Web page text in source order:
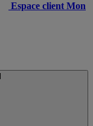
Espace client Mon